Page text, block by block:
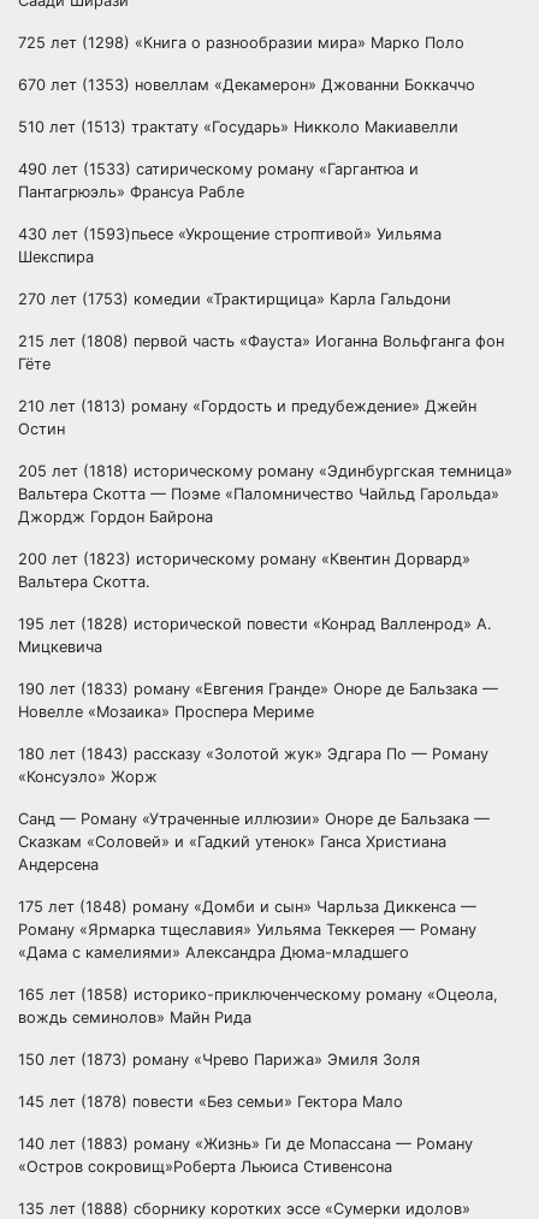
725 лет (1298) «Книга о разнообразии мира» Марко Поло
670 лет (1353) новеллам «Декамерон» Джованни Боккаччо
510 лет (1513) трактату «Государь» Никколо Макиавелли
490 лет (1533) сатирическому роману «Гаргантюа и
Пантагрюэль» Франсуа Рабле
430 лет (1593)пьесе «Укрощение строптивой» Уильяма
Шекспира
270 лет (1753) комедии «Трактирщица» Карла Гальдони
215 лет (1808) первой часть «Фауста» Иоганна Вольфганга фон
Гёте
210 лет (1813) роману «Гордость и предубеждение» Джейн
Остин
205 лет (1818) историческому роману «Эдинбургская темница»
Вальтера Скотта — Поэме «Паломничество Чайльд Гарольда»
Джордж Гордон Байрона
200 лет (1823) историческому роману «Квентин Дорвард»
Вальтера Скотта.
195 лет (1828) исторической повести «Конрад Валленрод» А.
Мицкевича
190 лет (1833) роману «Евгения Гранде» Оноре де Бальзака —
Новелле «Мозаика» Проспера Мериме
180 лет (1843) рассказу «Золотой жук» Эдгара По — Роману
«Консуэло» Жорж
Санд — Роману «Утраченные иллюзии» Оноре де Бальзака —
Сказкам «Соловей» и «Гадкий утенок» Ганса Христиана
Андерсена
175 лет (1848) роману «Домби и сын» Чарльза Диккенса —
Роману «Ярмарка тщеславия» Уильяма Теккерея — Роману
«Дама с камелиями» Александра Дюма-младшего
165 лет (1858) историко-приключенческому роману «Оцеола,
вождь семинолов» Майн Рида
150 лет (1873) роману «Чрево Парижа» Эмиля Золя
145 лет (1878) повести «Без семьи» Гектора Мало
140 лет (1883) роману «Жизнь» Ги де Мопассана — Роману
«Остров сокровищ»Роберта Льюиса Стивенсона
135 лет (1888) сборнику коротких эссе «Сумерки идолов»